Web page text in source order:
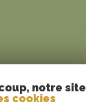
notre site
cookies